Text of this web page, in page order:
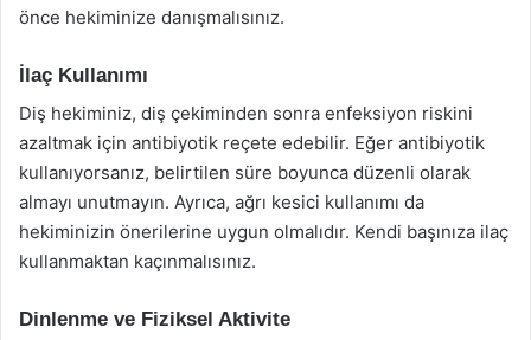
önce hekiminize danışmalısınız.
İlaç Kullanımı
Diş hekiminiz, diş çekiminden sonra enfeksiyon riskini
azaltmak için antibiyotik reçete edebilir. Eğer antibiyotik
kullanıyorsanız, belirtilen süre boyunca düzenli olarak
almayı unutmayın. Ayrıca, ağrı kesici kullanımı da
hekiminizin önerilerine uygun olmalıdır. Kendi başınıza ilaç
kullanmaktan kaçınmalısınız.
Dinlenme ve Fiziksel Aktivite